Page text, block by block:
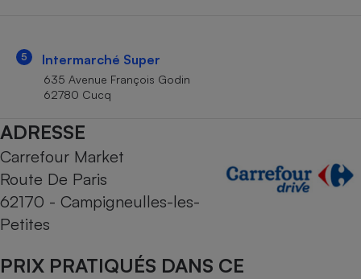
5 Intermarché Super
635 Avenue François Godin
62780 Cucq
ADRESSE
Carrefour Market
Route De Paris
62170 - Campigneulles-les-
Petites
PRIX PRATIQUÉS DANS CE